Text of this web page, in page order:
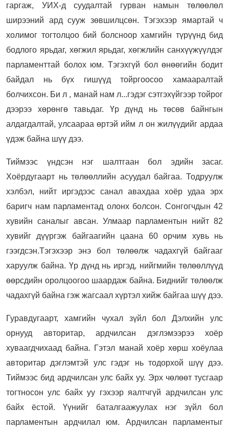
гаргаж, УИХ-д суудалтай гурван намын төлөөлөл
ширээний ард сууж зөвшилцсөн. Тэгэхээр ямартай ч
холимог тогтолцоо бий болсноор хамгийн түрүүнд бид
бодлого ярьдаг, хөгжил ярьдаг, хөгжлийн санхүүжүүлдэг
парламенттай болох юм. Тэгэхгүй бол өнөөгийн бодит
байдал нь бүх гишүүд тойргоосоо хамааралтай
болчихсон. Би л , манай нам л...гэдэг сэтгэхүйгээр тойрог
дээрээ хөрөнгө тавьдаг. Үр дүнд нь төсөв байнгын
алдагдалтай, улсаараа өртэй ийм л он жилүүдийг ардаа
үдэж байна шүү дээ.
Тиймээс үндсэн нэг шалтгаан бол эдийн засаг.
Хоёрдугаарт нь төлөөллийн асуудал байгаа. Тодруулж
хэлбэл, нийт иргэдээс санал авахдаа хоёр удаа эрх
баригч нам парламентад олонх болсон. Сонгогчдын 42
хувийн саналыг авсан. Улмаар парламентын нийт 82
хувийг дүүргэж байгаагийн цаана 60 орчим хувь нь
гээгдсэн.Тэгэхээр энэ бол төлөөлж чадахгүй байгааг
харуулж байна. Үр дүнд нь иргэд, нийгмийн төлөөллүүд
өөрсдийн оролцоогоо шаардаж байна. Биднийг төлөөлж
чадахгүй байна гэж жагсаал хүртэл хийж байгаа шүү дээ.
Гуравдугаарт, хамгийн чухал зүйл бол Дэлхийн улс
орнууд авторитар, ардчилсан дэглэмээрээ хоёр
хуваагдчихаад байна. Гэтэл манай хоёр хөрш хоёулаа
авторитар дэглэмтэй улс гэдэг нь тодорхой шүү дээ.
Тиймээс бид ардчилсан улс байх уу. Эрх чөлөөт тусгаар
тогтносон улс байх уу гэхээр яалтчгүй ардчилсан улс
байх ёстой. Үүнийг баталгаажуулах нэг зүйл бол
парламентын ардчилал юм. Ардчилсан парламентыг